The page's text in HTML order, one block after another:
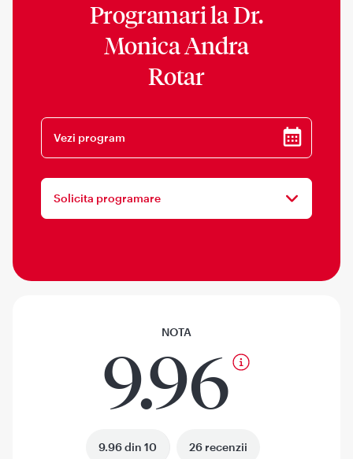
Programari laDr.
Monica Andra
Rotar
Vezi program
Solicita programare
NOTA
9.96
9.96 din 10 26 recenzii